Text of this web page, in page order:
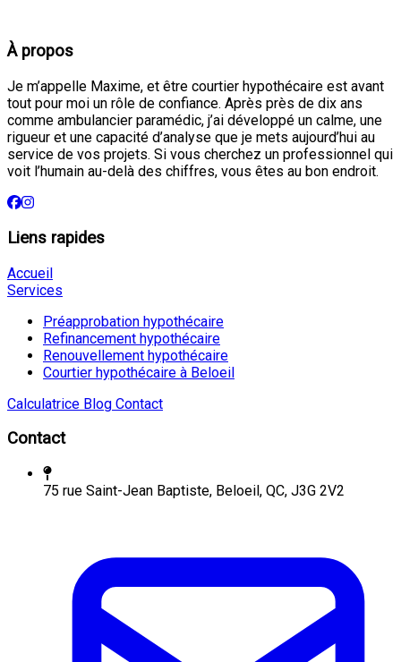
À propos
Je m’appelle Maxime, et être courtier hypothécaire est avant
tout pour moi un rôle de confiance. Après près de dix ans
comme ambulancier paramédic, j’ai développé un calme, une
rigueur et une capacité d’analyse que je mets aujourd’hui au
service de vos projets. Si vous cherchez un professionnel qui
voit l’humain au-delà des chiffres, vous êtes au bon endroit.
Liens rapides
Accueil
Services
Préapprobation hypothécaire
Refinancement hypothécaire
Renouvellement hypothécaire
Courtier hypothécaire à Beloeil
Calculatrice Blog Contact
Contact
75 rue Saint-Jean Baptiste, Beloeil, QC, J3G 2V2